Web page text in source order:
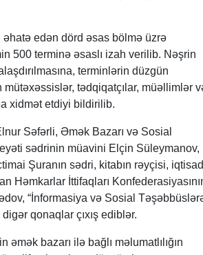
edən dörd əsas bölmə üzrə
500 terminə əsaslı izah verilib. Nəşrin
terminlərin düzgün
tədqiqatçılar, müəllimlər
xidmət etdiyi bildirilib.
Səfərli, Əmək Bazarı və Sosial
sədrinin müavini Elçin Süleymanov,
Şuranın sədri, kitabın rəyçisi, iqtisad
Həmkarlar İttifaqları
“İnformasiya və Sosial
qonaqlar çıxış ediblər.
əmək bazarı ilə bağlı məlumatlılığın